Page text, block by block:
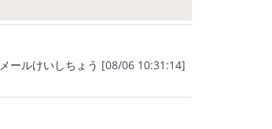
メールけいしちょう [08/06 10:31:14]